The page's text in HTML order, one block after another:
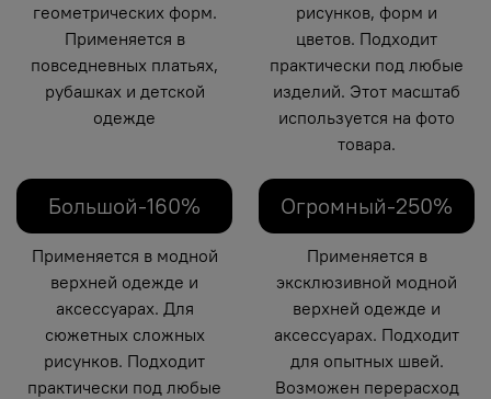
геометрических форм.
Применяется в
повседневных платьях,
рубашках и детской
одежде
рисунков, форм и
цветов. Подходит
практически под любые
изделий. Этот масштаб
используется на фото
товара.
Большой-160%
Применяется в модной
верхней одежде и
аксессуарах. Для
сюжетных сложных
рисунков. Подходит
практически под любые
Огромный-250%
Применяется в
эксклюзивной модной
верхней одежде и
аксессуарах. Подходит
для опытных швей.
Возможен перерасход